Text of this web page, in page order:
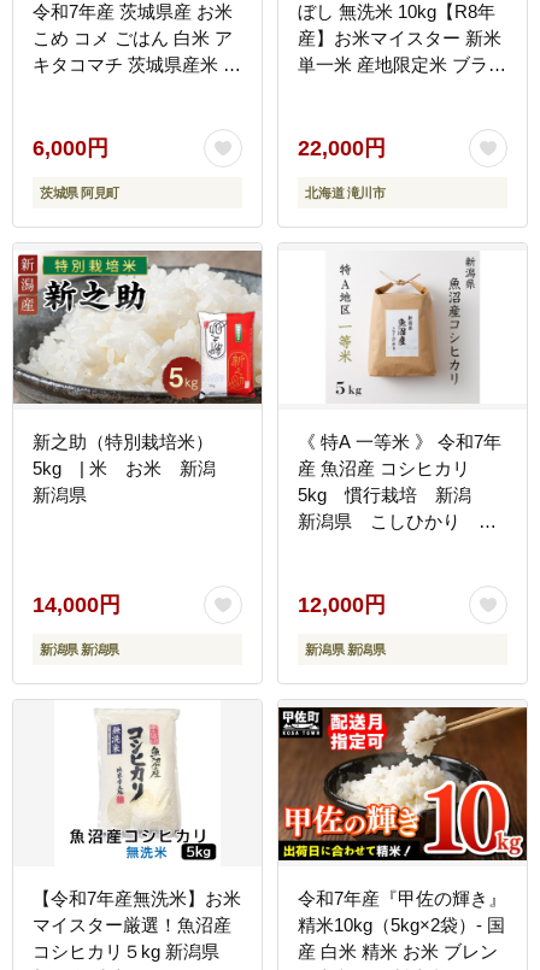
令和7年産 茨城県産 お米
こめ コメ ごはん 白米 ア
キタコマチ 茨城県産米 単
量限定 高評価（85-29）
6,000円
茨城県 阿見町
ぼし 無洗米 10kg【R8年
産】お米マイスター 新米
単一米 産地限定米 ブラン
米 ご飯 おにぎり 道産 送
料無料 むせんまい 限定
贈答 お試し
22,000円
北海道 滝川市
新之助（特別栽培米）
5kg | 米 お米 新潟
新潟県
14,000円
新潟県 新潟県
《 特A 一等米 》 令和7年
産 魚沼産 コシヒカリ
5kg 慣行栽培 新潟
新潟県 こしひかり 魚
12,000円
新潟県 新潟県
【令和7年産無洗米】お米
マイスター厳選！魚沼産
コシヒカリ５kg 新潟県
令和7年産『甲佐の輝き』
精米10kg（5kg×2袋）- 国
産 白米 精米 お米 ブレン